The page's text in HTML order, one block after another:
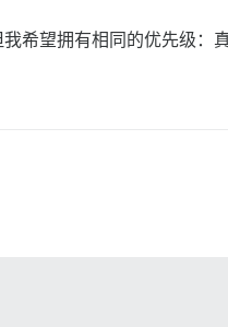
希望拥有相同的优先级